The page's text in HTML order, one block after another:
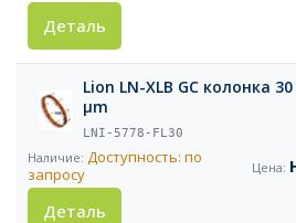
Деталь
Lion LN-XLB GC колонка
µm
LNI-5778-FL30
Доступность: по
запросу
Деталь